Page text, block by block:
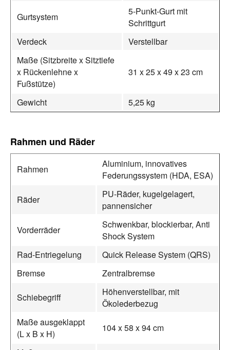
Gurtsystem
5-Punkt-Gurt mit
Schrittgurt
Verdeck
Verstellbar
Maße (Sitzbreite x Sitztiefe
x Rückenlehne x
Fußstütze)
31 x 25 x 49 x 23 cm
Gewicht 5,25 kg
Rahmen und Räder
Rahmen
Aluminium, innovatives
Federungssystem (HDA, ESA)
Räder
PU-Räder, kugelgelagert,
pannensicher
Vorderräder
Schwenkbar, blockierbar, Anti
Shock System
Rad-Entriegelung
Quick Release System (QRS)
Bremse
Zentralbremse
Schiebegriff
Höhenverstellbar, mit
Ökolederbezug
Maße ausgeklappt
(L x B x H)
104 x 58 x 94 cm